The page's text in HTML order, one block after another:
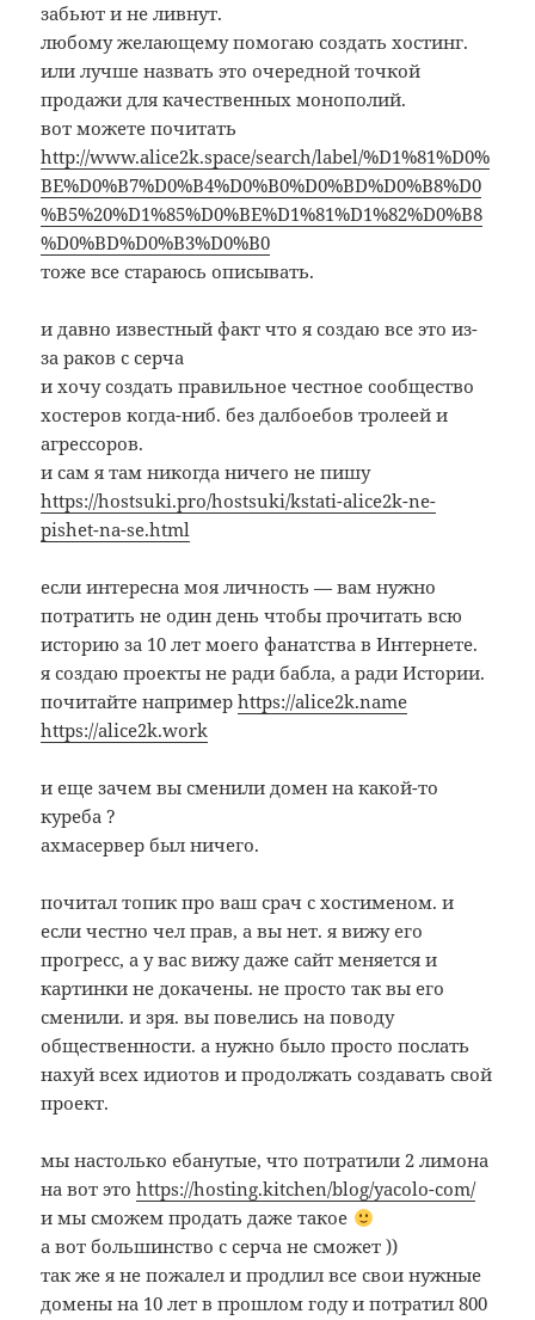
забьют и не ливнут.
любому желающему помогаю создать хостинг.
или лучше назвать это очередной точкой
продажи для качественных монополий.
вот можете почитать
http://www.alice2k.space/search/label/%D1%81%D0%
BE%D0%B7%D0%B4%D0%B0%D0%BD%D0%B8%D0
%B5%20%D1%85%D0%BE%D1%81%D1%82%D0%B8
%D0%BD%D0%B3%D0%B0
тоже все стараюсь описывать.
и давно известный факт что я создаю все это из-
за раков с серча
и хочу создать правильное честное сообщество
хостеров когда-ниб. без далбоебов тролеей и
агрессоров.
и сам я там никогда ничего не пишу
https://hostsuki.pro/hostsuki/kstati-alice2k-ne-
pishet-na-se.html
если интересна моя личность — вам нужно
потратить не один день чтобы прочитать всю
историю за 10 лет моего фанатства в Интернете.
я создаю проекты не ради бабла, а ради Истории.
почитайте напримерhttps://alice2k.name
https://alice2k.work
и еще зачем вы сменили домен на какой-то
куреба ?
ахмасервер был ничего.
почитал топик про ваш срач с хостименом. и
если честно чел прав, а вы нет. я вижу его
прогресс, а у вас вижу даже сайт меняется и
картинки не докачены. не просто так вы его
сменили. и зря. вы повелись на поводу
общественности. а нужно было просто послать
нахуй всех идиотов и продолжать создавать свой
проект.
мы настолько ебанутые, что потратили 2 лимона
на вот этоhttps://hosting.kitchen/blog/yacolo-com/
и мы сможем продать даже такое
а вот большинство с серча не сможет ))
так же я не пожалел и продлил все свои нужные
домены на 10 лет в прошлом году и потратил 800